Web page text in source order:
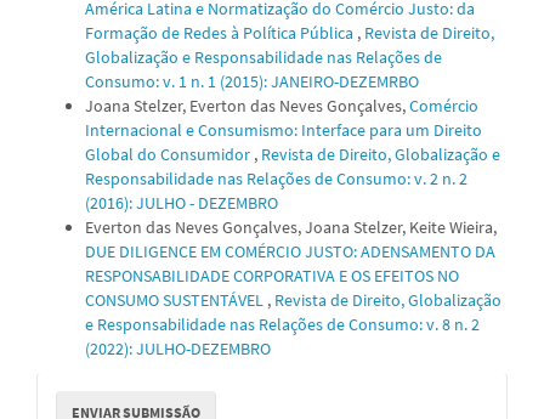
América Latina e Normatização do Comércio Justo: da
Formação de Redes à Política Pública , Revista de Direito,
Globalização e Responsabilidade nas Relações de
Consumo: v. 1 n. 1 (2015): JANEIRO-DEZEMRBO
Joana Stelzer, Everton das Neves Gonçalves,Comércio
Internacional e Consumismo: Interface para um Direito
Global do Consumidor , Revista de Direito, Globalização e
Responsabilidade nas Relações de Consumo: v. 2 n. 2
(2016): JULHO - DEZEMBRO
Everton das Neves Gonçalves, Joana Stelzer, Keite Wieira,
DUE DILIGENCE EM COMÉRCIO JUSTO: ADENSAMENTO DA
RESPONSABILIDADE CORPORATIVA E OS EFEITOS NO
CONSUMO SUSTENTÁVEL , Revista de Direito, Globalização
e Responsabilidade nas Relações de Consumo: v. 8 n. 2
(2022): JULHO-DEZEMBRO
Enviar
ENVIAR SUBMISSÃO